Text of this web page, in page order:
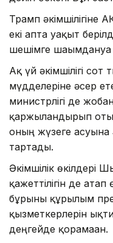
Трамп әкімшілігіне
екі апта уақыт
шешімге шағымдануға
Ақ үй әкімшілігі сот
мүдделеріне әсер
министрлігі де
қаржыландырып
оның жүзеге асуына
тартады.
Әкімшілік өкілдері
қажеттілігін де
бұрынғы құрылым
қызметкерлерін
деңгейде қорғамаған.